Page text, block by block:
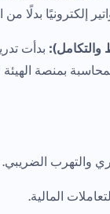
إلكترونيًا بدلًا من
والتكامل):
بمنصة الهيئة
والتهرب الضريبي.
المالية.